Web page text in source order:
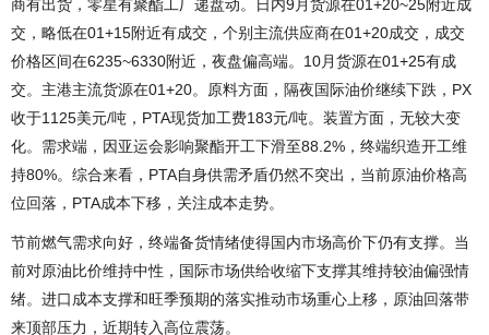
商有出货，零星有聚酯工厂递盘动。日内9月货源在01+20~25附近成
交，略低在01+15附近有成交，个别主流供应商在01+20成交，成交
价格区间在6235~6330附近，夜盘偏高端。10月货源在01+25有成
交。主港主流货源在01+20。原料方面，隔夜国际油价继续下跌，PX
收于1125美元/吨，PTA现货加工费183元/吨。装置方面，无较大变
化。需求端，因亚运会影响聚酯开工下滑至88.2%，终端织造开工维
持80%。综合来看，PTA自身供需矛盾仍然不突出，当前原油价格高
位回落，PTA成本下移，关注成本走势。
节前燃气需求向好，终端备货情绪使得国内市场高价下仍有支撑。当
前对原油比价维持中性，国际市场供给收缩下支撑其维持较油偏强情
绪。进口成本支撑和旺季预期的落实推动市场重心上移，原油回落带
来顶部压力，近期转入高位震荡。